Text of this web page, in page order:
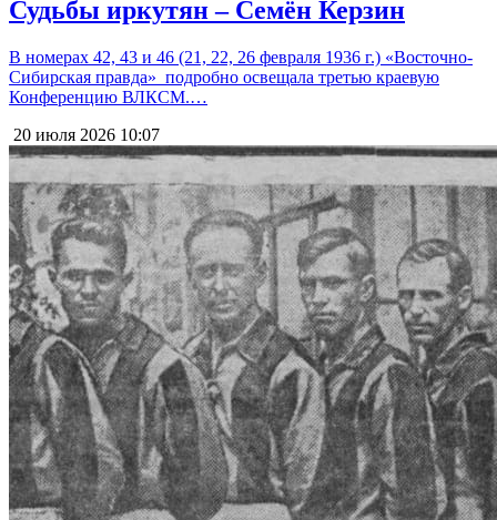
Судьбы иркутян – Семён Керзин
В номерах 42, 43 и 46 (21, 22, 26 февраля 1936 г.) «Восточно-
Сибирская правда» подробно освещала третью краевую
Конференцию ВЛКСМ.…
20 июля 2026 10:07